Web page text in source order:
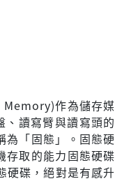
作為儲存媒
讀寫臂與讀寫頭的
為「固態」。固態硬
存取的能力固態硬碟
硬碟，絕對是有感升